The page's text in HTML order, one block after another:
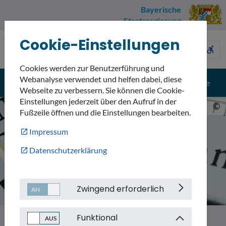
Bayerische
Staatsregierung
Umweltnavigator
sign_language accessible_forward
Menü search Suche
©
Cookie-Einstellungen
Cookies werden zur Benutzerführung und
Webanalyse verwendet und helfen dabei, diese
Webseite zu verbessern. Sie können die Cookie-
Einstellungen jederzeit über den Aufruf in der
Fußzeile öffnen und die Einstellungen bearbeiten.
Impressum
Datenschutzerklärung
Zwingend erforderlich
Funktional